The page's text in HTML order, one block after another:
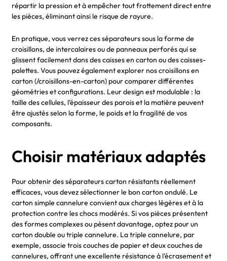
répartir la pression et à empêcher tout frottement direct entre
les pièces, éliminant ainsi le risque de rayure.
En pratique, vous verrez ces séparateurs sous la forme de
croisillons, de intercalaires ou de panneaux perforés qui se
glissent facilement dans des caisses en carton ou des caisses-
palettes. Vous pouvez également explorer nos croisillons en
carton (/croisillons-en-carton) pour comparer différentes
géométries et configurations. Leur design est modulable : la
taille des cellules, l’épaisseur des parois et la matière peuvent
être ajustés selon la forme, le poids et la fragilité de vos
composants.
Choisir matériaux adaptés
Pour obtenir des séparateurs carton résistants réellement
efficaces, vous devez sélectionner le bon carton ondulé. Le
carton simple cannelure convient aux charges légères et à la
protection contre les chocs modérés. Si vos pièces présentent
des formes complexes ou pèsent davantage, optez pour un
carton double ou triple cannelure. La triple cannelure, par
exemple, associe trois couches de papier et deux couches de
cannelures, offrant une excellente résistance à l’écrasement et